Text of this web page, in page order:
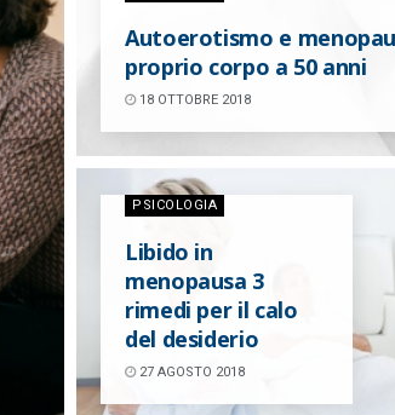
Autoerotismo e
proprio corpo a 50 anni
18 OTTOBRE 2018
PSICOLOGIA
Libido in
menopausa 3
rimedi per il calo
del desiderio
27 AGOSTO 2018